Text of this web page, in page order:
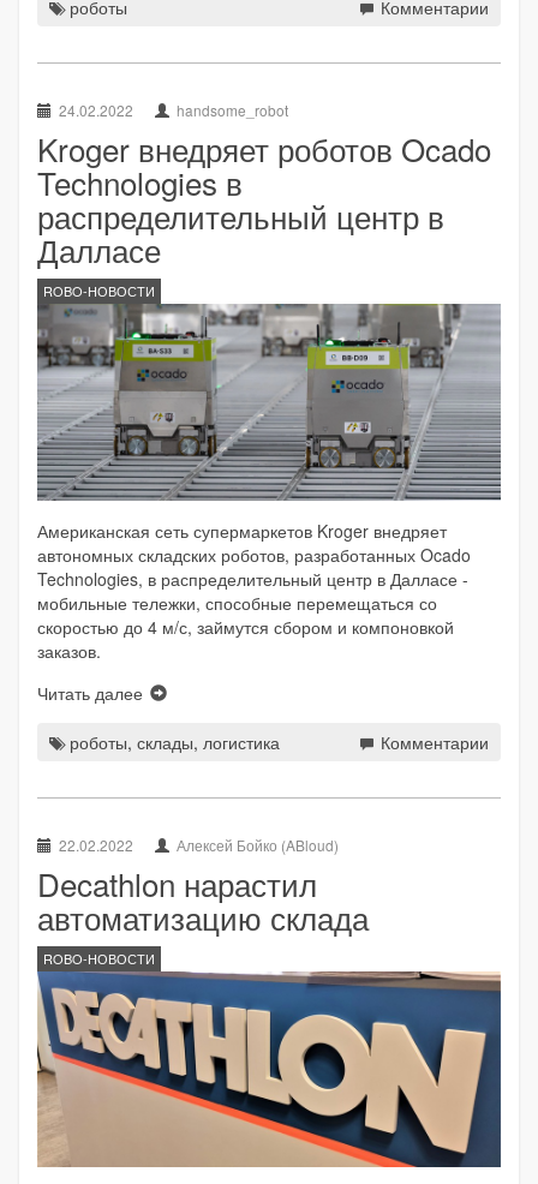
роботы Комментарии
24.02.2022 handsome_robot
Kroger внедряет роботов Ocado
Technologies в
распределительный центр в
Далласе
ROBO-НОВОСТИ
Американская сеть супермаркетов Kroger внедряет
автономных складских роботов, разработанных Ocado
Technologies, в распределительный центр в Далласе -
мобильные тележки, способные перемещаться со
скоростью до 4 м/с, займутся сбором и компоновкой
заказов.
Читать далее
роботы, склады, логистика Комментарии
22.02.2022 Алексей Бойко (ABloud)
Decathlon нарастил
автоматизацию склада
ROBO-НОВОСТИ